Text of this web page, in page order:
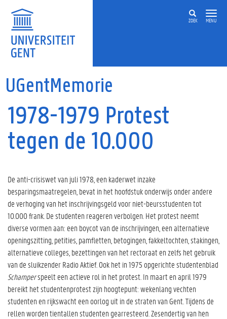
ZOEK MENU
UGentMemorie
1978-1979 Protest
tegen de 10.000
De anti-crisiswet van juli 1978, een kaderwet inzake
besparingsmaatregelen, bevat in het hoofdstuk onderwijs onder andere
de verhoging van het inschrijvingsgeld voor niet-beursstudenten tot
10.000 frank. De studenten reageren verbolgen. Het protest neemt
diverse vormen aan: een boycot van de inschrijvingen, een alternatieve
openingszitting, petities, pamfletten, betogingen, fakkeltochten, stakingen,
alternatieve colleges, bezettingen van het rectoraat en zelfs het gebruik
van de sluikzender Radio Aktief. Ook het in 1975 opgerichte studentenblad
Schamperspeelt een actieve rol in het protest. In maart en april 1979
bereikt hetstudentenprotest zijn hoogtepunt: wekenlang vechten
studenten en rijkswacht een oorlog uit in de straten van Gent. Tijdens de
rellen worden tientallen studenten gearresteerd. Zesendertig van hen